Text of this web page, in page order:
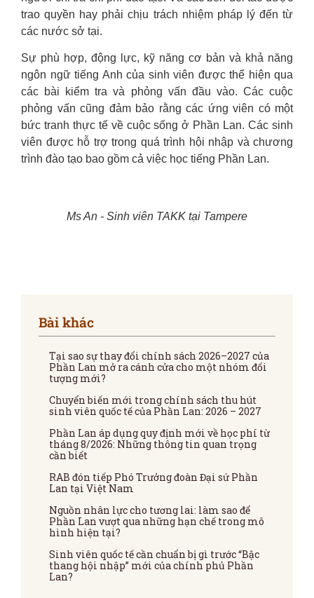
trao quyền hay phải chịu trách nhiệm pháp lý đến từ
các nước sở tại.
Sự phù hợp, động lực, kỹ năng cơ bản và khả năng
ngôn ngữ tiếng Anh của sinh viên được thể hiện qua
các bài kiểm tra và phỏng vấn đầu vào. Các cuộc
phỏng vấn cũng đảm bảo rằng các ứng viên có một
bức tranh thực tế về cuộc sống ở Phần Lan. Các sinh
viên được hỗ trợ trong quá trình hội nhập và chương
trình đào tạo bao gồm cả việc học tiếng Phần Lan.
Ms An - Sinh viên TAKK tại Tampere
Bài khác
Tại sao sự thay đổi chính sách 2026–2027 của
Phần Lan mở ra cánh cửa cho một nhóm đối
tượng mới?
Chuyển biến mới trong chính sách thu hút
sinh viên quốc tế của Phần Lan: 2026 – 2027
Phần Lan áp dụng quy định mới về học phí từ
tháng 8/2026: Những thông tin quan trọng
cần biết
RAB đón tiếp Phó Trưởng đoàn Đại sứ Phần
Lan tại Việt Nam
Nguồn nhân lực cho tương lai: làm sao để
Phần Lan vượt qua những hạn chế trong mô
hình hiện tại?
Sinh viên quốc tế cần chuẩn bị gì trước “Bậc
thang hội nhập” mới của chính phủ Phần
Lan?